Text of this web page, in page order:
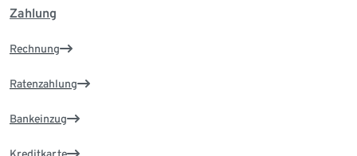
Zahlung
Rechnung
Ratenzahlung
Bankeinzug